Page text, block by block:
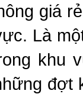
giá
Là
khu
đợt